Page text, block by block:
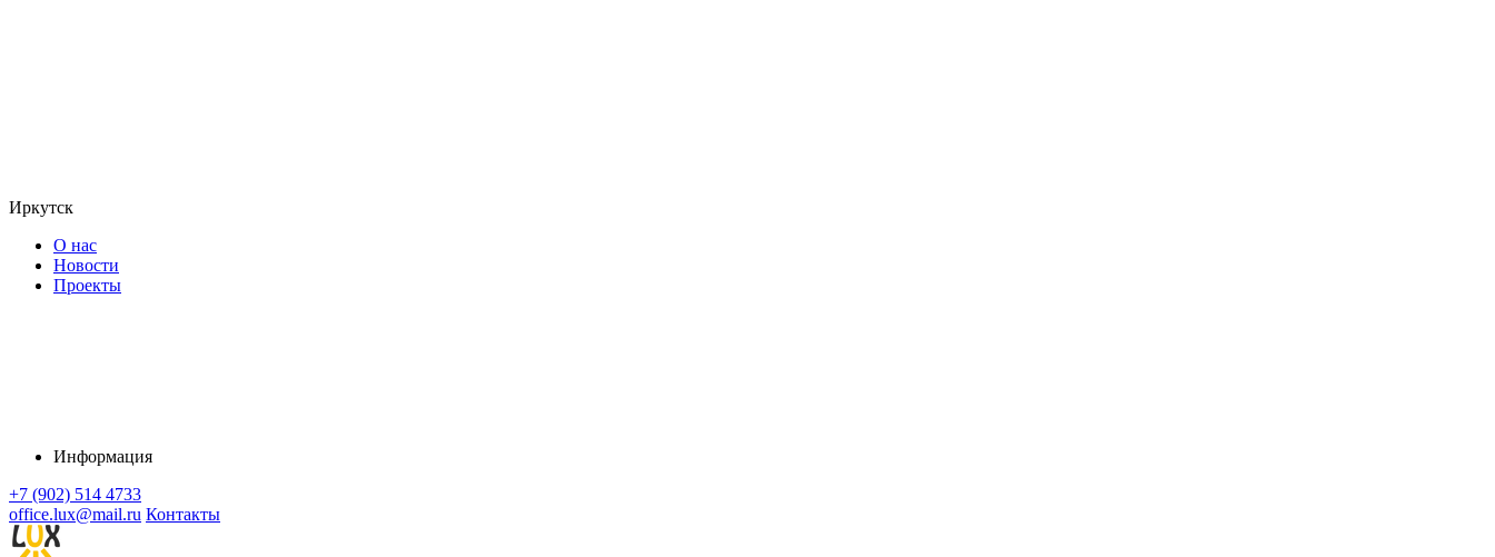
Иркутск
О нас
Новости
Проекты
Информация
+7 (902) 514 4733
office.lux@mail.ru Контакты